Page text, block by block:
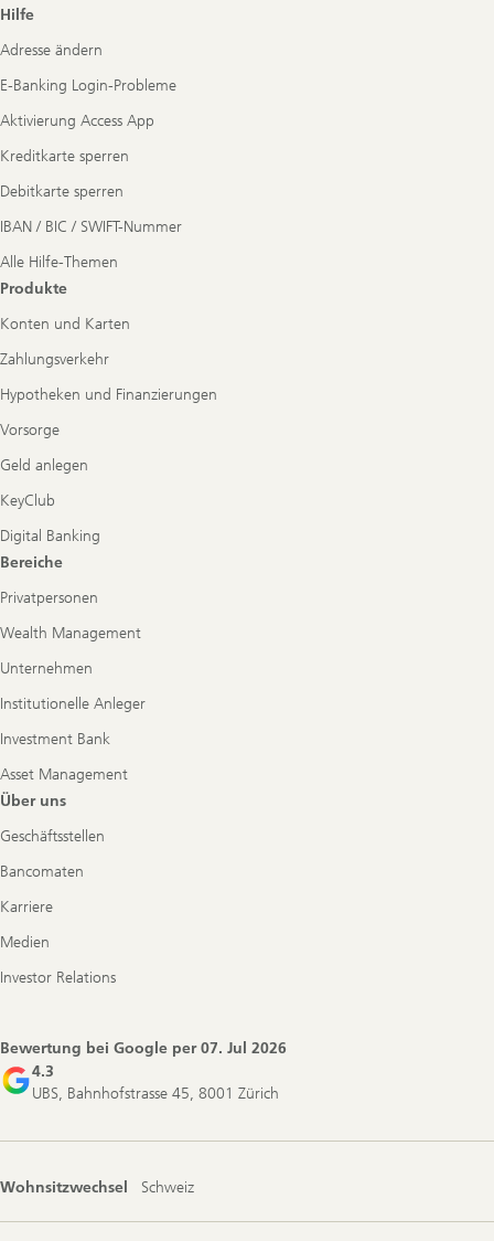
Footer
Hilfe
Adresse ändern
E-Banking Login-Probleme
Aktivierung Access App
Kreditkarte sperren
Debitkarte sperren
IBAN / BIC / SWIFT-Nummer
Alle Hilfe-Themen
Produkte
Konten und Karten
Zahlungsverkehr
Hypotheken und Finanzierungen
Vorsorge
Geld anlegen
KeyClub
Digital Banking
Bereiche
Privatpersonen
Wealth Management
Unternehmen
Institutionelle Anleger
Investment Bank
Asset Management
Über uns
Geschäftsstellen
Bancomaten
Karriere
Medien
Investor Relations
Bewertung bei Google per07. Jul 2026
4.3
UBS, Bahnhofstrasse 45, 8001 Zürich
Wohnsitzwechsel Schweiz